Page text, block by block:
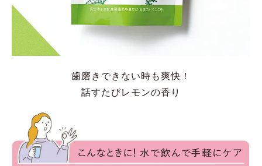
歯磨きできない時も爽快！
話すたびレモンの香り